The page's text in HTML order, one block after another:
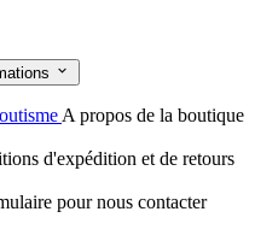

A propos de la boutique
d'expédition et de retours
pour nous contacter